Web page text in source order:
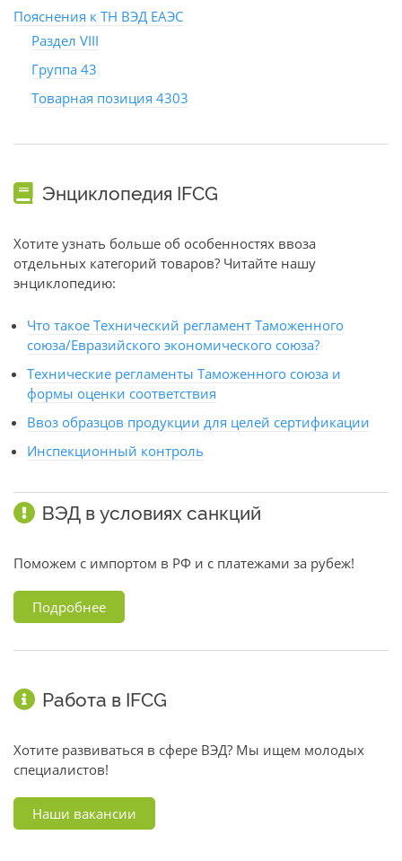
Пояснения к ТН ВЭД ЕАЭС
Раздел VIII
Группа 43
Товарная позиция 4303
Энциклопедия IFCG
Хотите узнать больше об особенностях ввоза
отдельных категорий товаров? Читайте нашу
энциклопедию:
Что такое Технический регламент Таможенного
союза/Евразийского экономического союза?
Технические регламенты Таможенного союза и
формы оценки соответствия
Ввоз образцов продукции для целей сертификации
Инспекционный контроль
ВЭД в условиях санкций
Поможем с импортом в РФ и с платежами за рубеж!
Подробнее
Работа в IFCG
Хотите развиваться в сфере ВЭД? Мы ищем молодых
специалистов!
Наши вакансии